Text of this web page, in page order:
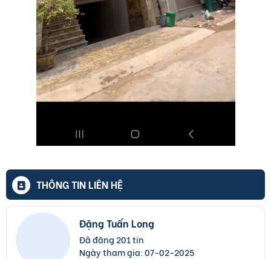
THÔNG TIN LIÊN HỆ
Đặng Tuấn Long
Đã đăng 201 tin
Ngày tham gia:07-02-2025